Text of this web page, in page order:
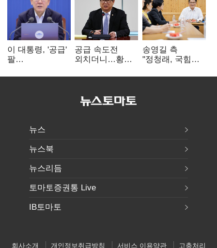
이 대통령, '공급'
팔
여 내부선
공급 속도전
외치더니…황희,
리모델링' 제안
송영길 측
"정청래, 국힘
민주당 대표로
뉴스
뉴스북
뉴스리듬
토마토증권통 Live
IB토마토
회사소개 개인정보취급방침 서비스 이용약관 고충처리